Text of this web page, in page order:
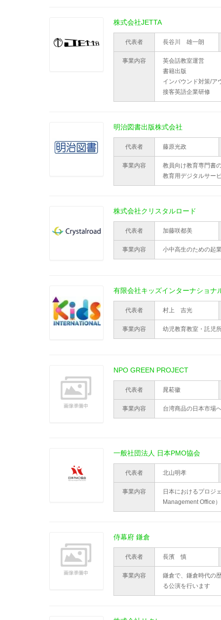
株式会社JETTA
代表者 長谷川 雄一朗
事業内容
英会話教室運営
書籍出版
インバウンド対策/ア
接客英語企業研修
明治図書出版株式会社
代表者 藤原光政
事業内容
教員向け教育専門書
教育用デジタルサー
株式会社クリスタルロード
代表者 加藤咲都美
事業内容 小中高生のための起
有限会社キッズインターナショナ
代表者 村上 吉光
事業内容 幼児教育教室・託児
NPO GREEN PROJECT
代表者 晁菘徽
事業内容 台湾商品の日本市場
一般社団法人 日本PMO協会
代表者 北山明孝
事業内容
日本におけるプロジ
Management Office
侍幕府 鎌倉
代表者 長濱 慎
事業内容
鎌倉で、鎌倉時代の
る公演を行います